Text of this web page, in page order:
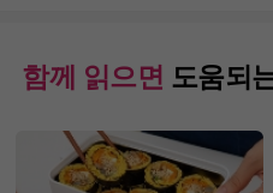
함께 읽으면 도움되